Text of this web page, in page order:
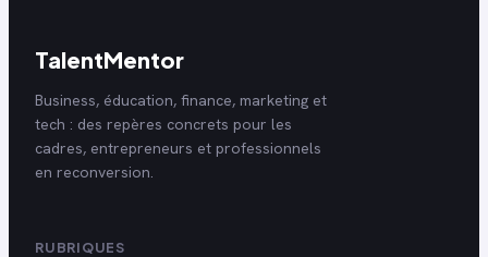
TalentMentor
Business, éducation, finance, marketing et
tech : des repères concrets pour les
cadres, entrepreneurs et professionnels
en reconversion.
RUBRIQUES